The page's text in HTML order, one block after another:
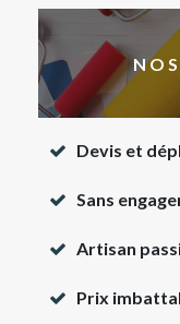
Devis et
Sans
Artisan
Prix